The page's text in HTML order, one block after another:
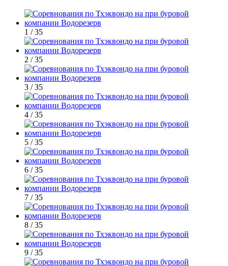
1 / 35
2 / 35
3 / 35
4 / 35
5 / 35
6 / 35
7 / 35
8 / 35
9 / 35